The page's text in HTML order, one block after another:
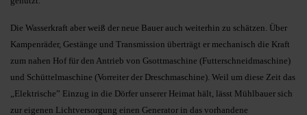
Die Wasserkraft aber weiß der neue Bauer auch weiterhin zu schätzen. Über
Kampenräder, Gestänge und Transmission überträgt er mechanisch die Kraft
zum nahen Hof für den Antrieb von Gsottmaschine (Futterschneidmaschine)
und Schüttelmaschine (Vorreiter der Dreschmaschine). Weil um diese Zeit das
„Elektrische” Einzug in die Dörfer unserer Heimat hält, lässt Mühlbauer sich
zur eigenen Lichtversorgung einen Generator in das vorhandene